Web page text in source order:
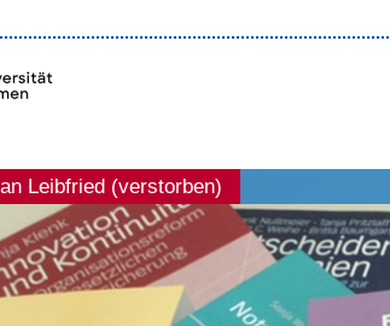
Leibfried (verstorben)